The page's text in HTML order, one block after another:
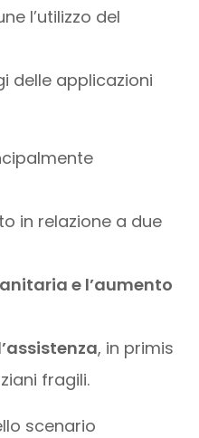
l’utilizzo del
delle applicazioni
in relazione a due
e l’aumento
, in primis
fragili.
scenario